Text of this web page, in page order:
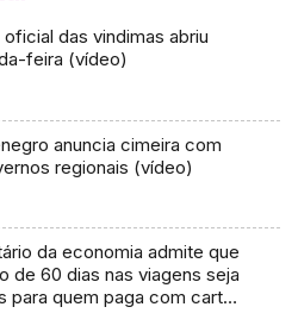
oficial das vindimas abriu
feira (vídeo)
anuncia cimeira com
regionais (vídeo)
da economia admite que
de 60 dias nas viagens seja
para quem paga com cartão